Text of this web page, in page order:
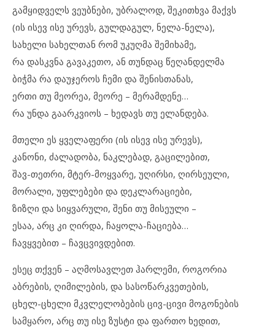
გამყიდველს ვეუბნები, უბრალოდ, შეკითხვა მაქვს
(ის ისევ ისე ურევს, გულდაგულ, ნელა-ნელა),
სახელი სახელთან რომ უკუღმა შემიხამე,
რა დასკვნა გავაკეთო, ან თუნდაც წეღანდელმა
ბიჭმა რა დაუჯეროს ჩემი და შენისთანას,
ერთი თუ მეორეა, მეორე – მერამდენე…
რა უნდა გაარკვიოს – ხედავს თუ ელანდება.
მთელი ეს ყველაფერი (ის ისევ ისე ურევს),
კანონი, ძალადობა, ნაკლებად, გაცილებით,
შავ-თეთრი, მტერ-მოყვარე, უღირსი, ღირსეული,
მორალი, უფლებები და დეკლარაციები,
ზიზღი და სიყვარული, შენი თუ მისეული –
ესაა, არც კი ღირდა, ჩაყოლა-ჩაციება…
ჩავყვებით – ჩავცვივდებით.
ესეც თქვენ – აღმოსავლეთ ჰარლემი, როგორია
აბრების, ღიმილების, და სასოწარკვეთების,
ცხელ-ცხელი მკვლელობების ცივ-ცივი მოგონების
სამყარო, არც თუ ისე ზუსტი და ფართო ხედით,